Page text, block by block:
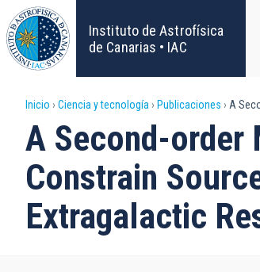
Pasar
al
contenido
principal
Instituto de Astrofísica
de Canarias • IAC
Sobrescribir
enlaces
de
ayuda
Inicio Ciencia y tecnología Publicaciones A
A Second-order
Constrain
Extragalactic